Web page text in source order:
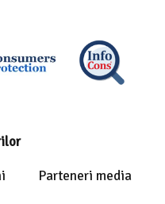
Parteneri media